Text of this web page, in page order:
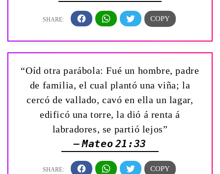
“Oíd otra parábola: Fué un hombre, padre
de familia, el cual plantó una viña; la
cercó de vallado, cavó en ella un lagar,
edificó una torre, la dió á renta á
labradores, se partió lejos”
— Mateo 21:33